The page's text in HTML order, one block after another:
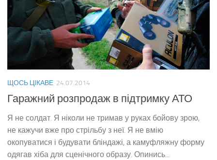
ЩОСЬ ЦІКАВЕ 24.07.2014
Гаражний розпродаж в підтримку АТО
Я не солдат. Я ніколи не тримав у руках бойову зрою,
не кажучи вже про стрільбу з неї. Я не вмію
окопуватися і будувати бліндажі, а камуфляжну форму
одягав хіба для сценічного образу. Опинись...